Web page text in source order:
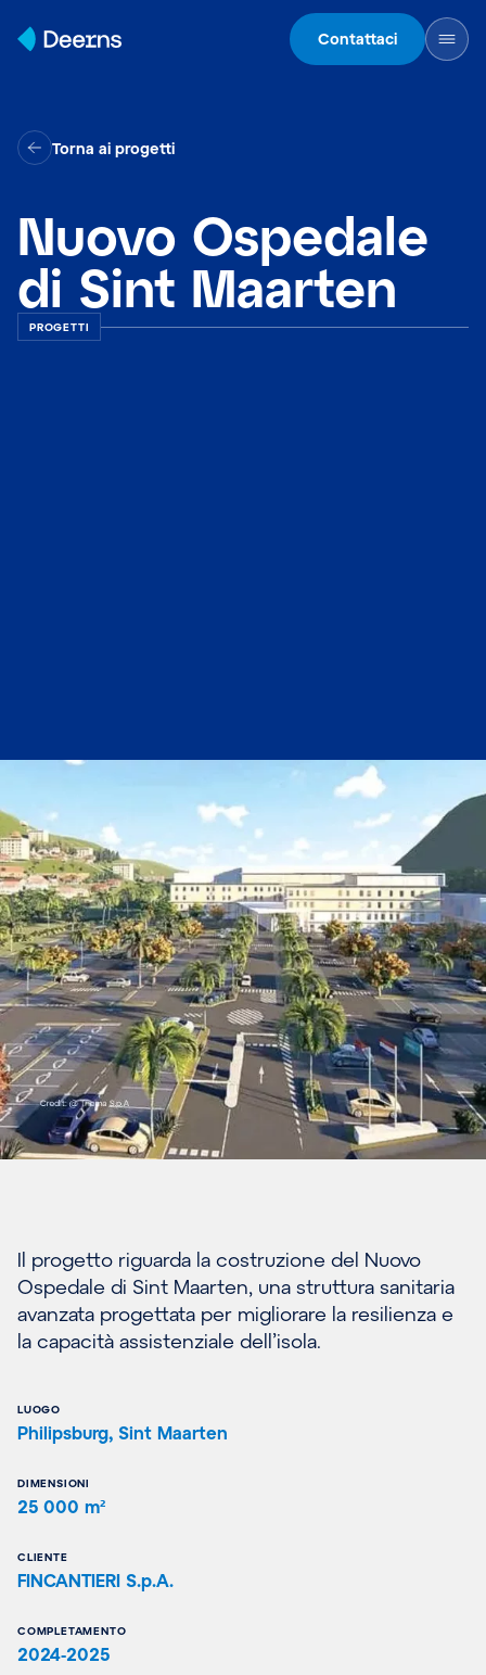
Contattaci
Torna ai progetti
Nuovo Ospedale
di Sint Maarten
PROGETTI
Il progetto riguarda la costruzione del Nuovo
Ospedale di Sint Maarten, una struttura sanitaria
avanzata progettata per migliorare la resilienza e
la capacità assistenziale dell’isola.
LUOGO
Philipsburg, Sint Maarten
DIMENSIONI
25 000 m²
CLIENTE
FINCANTIERI S.p.A.
COMPLETAMENTO
2024-2025